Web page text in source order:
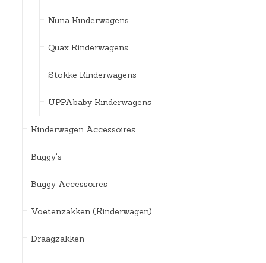
Nuna Kinderwagens
Quax Kinderwagens
Stokke Kinderwagens
UPPAbaby Kinderwagens
Kinderwagen Accessoires
Buggy's
Buggy Accessoires
Voetenzakken (Kinderwagen)
Draagzakken